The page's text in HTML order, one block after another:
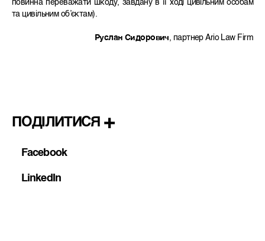
повинна переважати шкоду, завдану в її ході цивільним особам
та цивільним об’єктам).
Руслан Сидорович, партнер Ario Law Firm
ПОДІЛИТИСЯ
Facebook
LinkedIn